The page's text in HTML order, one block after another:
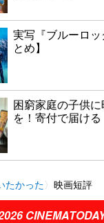
実写『ブルーロ
とめ】
困窮家庭の子供
を！寄付で届ける
たかった 映画短評